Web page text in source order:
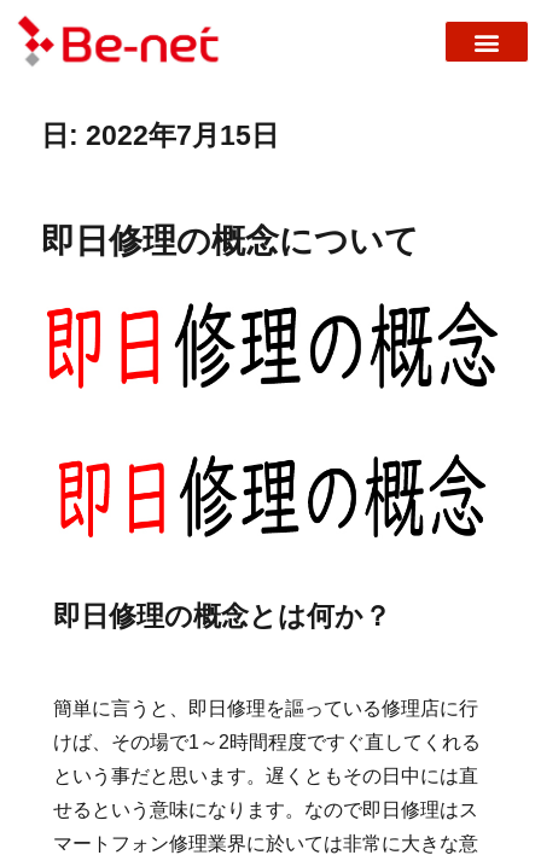
日:2022年7月15日
即日修理の概念について
即日修理の概念とは何か？
簡単に言うと、即日修理を謳っている修理店に行
けば、その場で1～2時間程度ですぐ直してくれる
という事だと思います。遅くともその日中には直
せるという意味になります。なので即日修理はス
マートフォン修理業界に於いては非常に大きな意